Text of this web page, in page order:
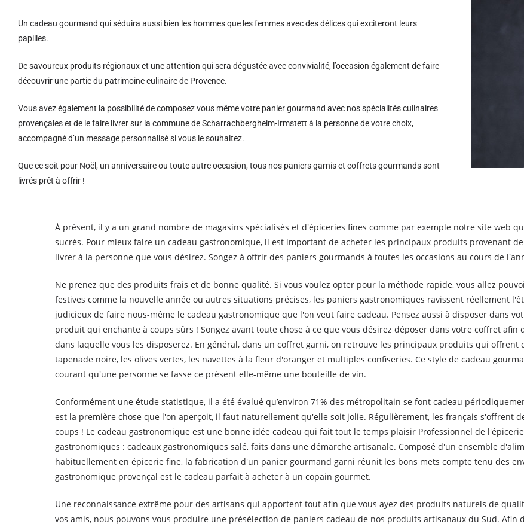
Un cadeau gourmand qui séduira aussi bien les hommes que les femmes avec des délices qui exciteront leurs
papilles.
De savoureux produits régionaux et une attention qui sera dégustée avec convivialité, l’occasion également de faire
découvrir une partie du patrimoine culinaire de Provence.
Vous avez également la possibilité de composez vous même votre panier gourmand avec nos spécialités culinaires
provençales et de le faire livrer sur la commune de Scharrachbergheim-Irmstett à la personne de votre choix,
accompagné d’un message personnalisé si vous le souhaitez.
Que ce soit pour Noël, un anniversaire ou toute autre occasion, tous nos paniers garnis et coffrets gourmands sont
livrés prêt à offrir !
À présent, il y a un grand nombre de magasins spécialisés et d'épiceries fines comme par exemple notre site web
sucrés. Pour mieux faire un cadeau gastronomique, il est important de acheter les principaux produits provenant
livrer à la personne que vous désirez. Songez à offrir des paniers gourmands à toutes les occasions au cours de
Ne prenez que des produits frais et de bonne qualité. Si vous voulez opter pour la méthode rapide, vous allez
festives comme la nouvelle année ou autres situations précises, les paniers gastronomiques ravissent réellement
judicieux de faire nous-même le cadeau gastronomique que l'on veut faire cadeau. Pensez aussi à disposer dans
produit qui enchante à coups sûrs ! Songez avant toute chose à ce que vous désirez déposer dans votre coffret
dans laquelle vous les disposerez. En général, dans un coffret garni, on retrouve les principaux produits qui
tapenade noire, les olives vertes, les navettes à la fleur d'oranger et multiples confiseries. Ce style de cadeau
courant qu'une personne se fasse ce présent elle-même une bouteille de vin.
Conformément une étude statistique, il a été évalué qu’environ 71% des métropolitain se font cadeau
est la première chose que l'on aperçoit, il faut naturellement qu'elle soit jolie. Régulièrement, les français s'offrent
coups ! Le cadeau gastronomique est une bonne idée cadeau qui fait tout le temps plaisir Professionnel de
gastronomiques : cadeaux gastronomiques salé, faits dans une démarche artisanale. Composé d'un ensemble
habituellement en épicerie fine, la fabrication d'un panier gourmand garni réunit les bons mets compte tenu des
gastronomique provençal est le cadeau parfait à acheter à un copain gourmet.
Une reconnaissance extrême pour des artisans qui apportent tout afin que vous ayez des produits naturels de
vos amis, nous pouvons vous produire une présélection de paniers cadeau de nos produits artisanaux du Sud. Afin